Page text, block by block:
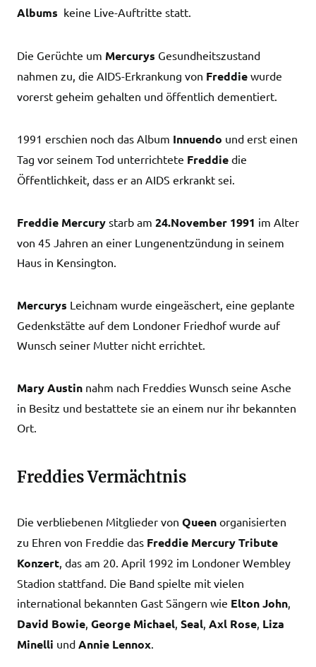
Albums keine Live-Auftritte statt.
Die Gerüchte um Mercurys Gesundheitszustand
nahmen zu, die AIDS-Erkrankung von Freddie wurde
vorerst geheim gehalten und öffentlich dementiert.
1991 erschien noch das Album Innuendo und erst einen
Tag vor seinem Tod unterrichtete Freddie die
Öffentlichkeit, dass er an AIDS erkrankt sei.
Freddie Mercury starb am 24.November 1991 im Alter
von 45 Jahren an einer Lungenentzündung in seinem
Haus in Kensington.
Mercurys Leichnam wurde eingeäschert, eine geplante
Gedenkstätte auf dem Londoner Friedhof wurde auf
Wunsch seiner Mutter nicht errichtet.
Mary Austin nahm nach Freddies Wunsch seine Asche
in Besitz und bestattete sie an einem nur ihr bekannten
Ort.
Freddies Vermächtnis
Die verbliebenen Mitglieder von Queen organisierten
zu Ehren von Freddie das Freddie Mercury Tribute
Konzert, das am 20. April 1992 im Londoner Wembley
Stadion stattfand. Die Band spielte mit vielen
international bekannten Gast Sängern wie Elton John,
David Bowie, George Michael, Seal, Axl Rose, Liza
Minelli und Annie Lennox.